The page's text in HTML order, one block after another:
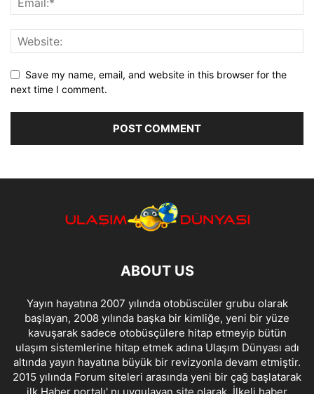
Save my name, email, and website in this browser for the
next time I comment.
ABOUT US
Yayın hayatına 2007 yılında otobüscüler grubu olarak
başlayan, 2008 yılında başka bir kimliğe, yeni bir yüze
kavuşarak sadece otobüsçülere hitap etmeyip bütün
ulaşım sistemlerine hitap etmek adına Ulaşım Dünyası adı
altında yayın hayatına büyük bir revizyonla devam etmiştir.
2015 yılında Forum siteleri arasında yeni bir çağ başlatarak